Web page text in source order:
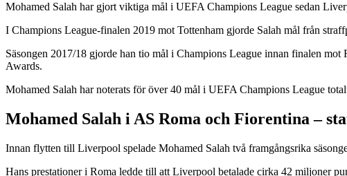
Mohamed Salah har gjort viktiga mål i UEFA Champions League sedan
I Champions League-finalen 2019 mot Tottenham gjorde Salah mål från
Säsongen 2017/18 gjorde han tio mål i Champions League innan finalen
Awards.
Mohamed Salah har noterats för över 40 mål i UEFA Champions League
Mohamed Salah i AS Roma och Fiorentina –
Innan flytten till Liverpool spelade Mohamed Salah två framgångsrika
Hans prestationer i Roma ledde till att Liverpool betalade cirka 42 miljoner